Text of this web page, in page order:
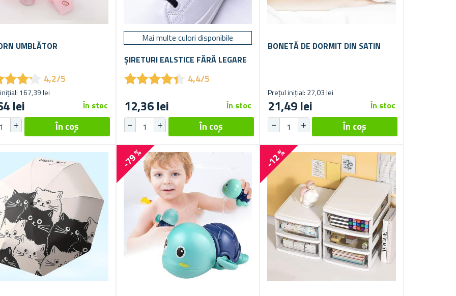
UMBLĂTOR
★★★
★★★ 4,2/5
167,39 lei
lei În stoc
Mai multe culori disponibile
ȘIRETURI EALSTICE FĂRĂ LEGARE
★★★★★
★★★★★ 4,4/5
12,36 lei În stoc
BONETĂ DE DORMIT DIN SATIN
Prețul inițial: 27,03 lei
21,49 lei În stoc
-79 % -12 %